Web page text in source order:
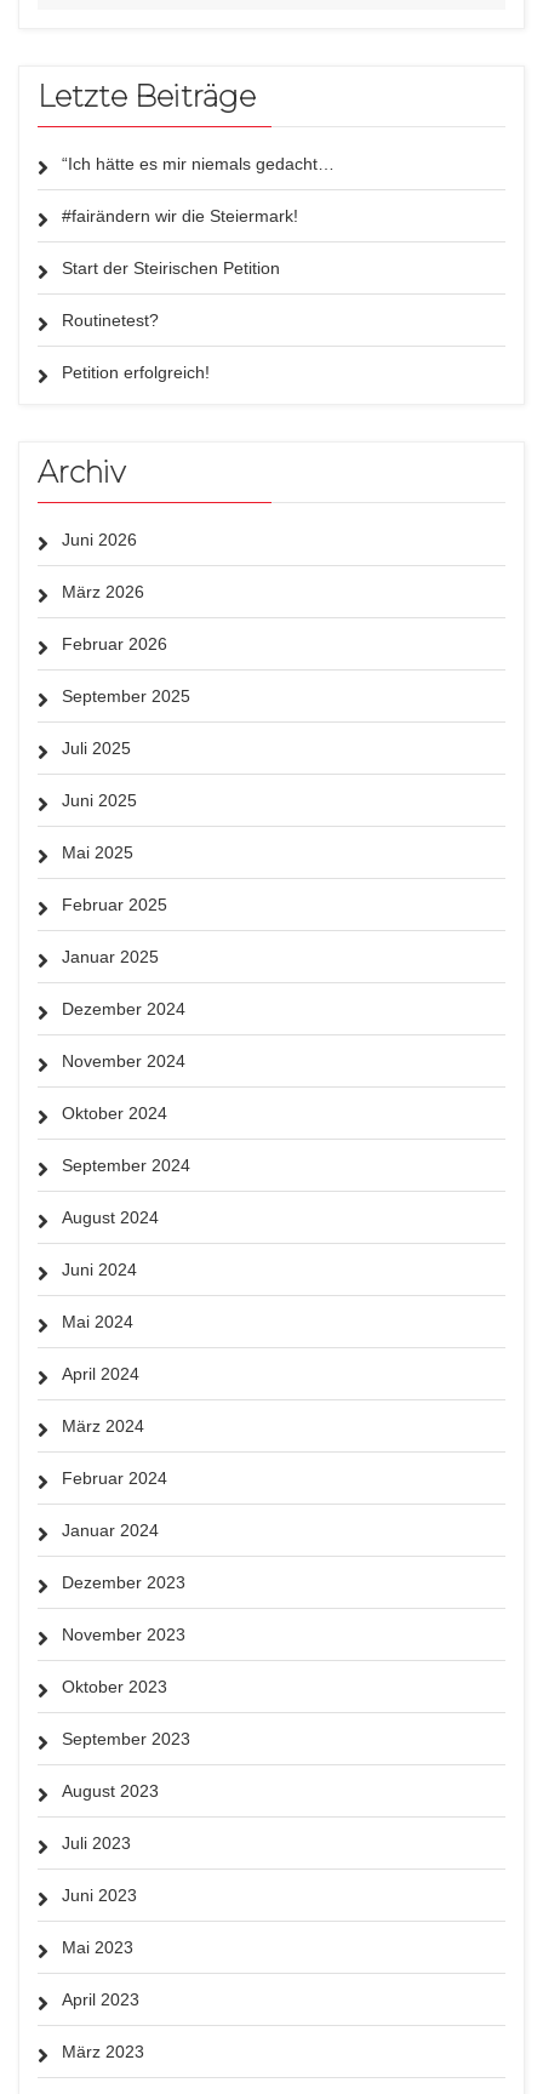
Letzte Beiträge
“Ich hätte es mir niemals gedacht…
#fairändern wir die Steiermark!
Start der Steirischen Petition
Routinetest?
Petition erfolgreich!
Archiv
Juni 2026
März 2026
Februar 2026
September 2025
Juli 2025
Juni 2025
Mai 2025
Februar 2025
Januar 2025
Dezember 2024
November 2024
Oktober 2024
September 2024
August 2024
Juni 2024
Mai 2024
April 2024
März 2024
Februar 2024
Januar 2024
Dezember 2023
November 2023
Oktober 2023
September 2023
August 2023
Juli 2023
Juni 2023
Mai 2023
April 2023
März 2023